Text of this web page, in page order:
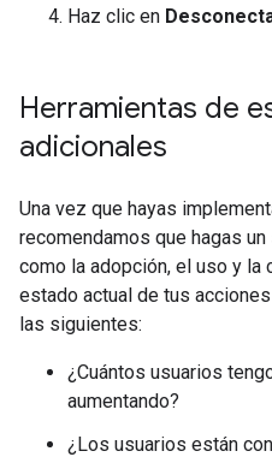
Haz clic en
Herramientas de
adicionales
Una vez que hayas
recomendamos que hagas
como la adopción, el uso y la
estado actual de tus
las siguientes:
¿Cuántos usuarios
aumentando?
¿Los usuarios están